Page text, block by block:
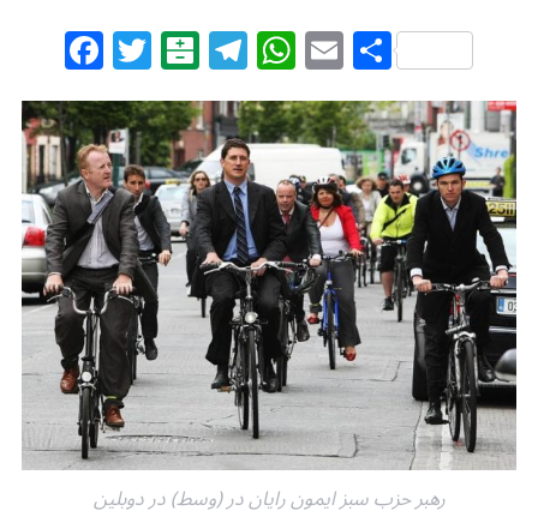
F
a
c
e
b
o
o
k
T
w
itt
e
r
B
al
at
ar
in
T
el
e
g
ra
m
W
h
at
s
A
p
p
E
m
ai
l
S
h
ar
e
رهبر حزب سبز ایمون رایان در (وسط) در دوبلین